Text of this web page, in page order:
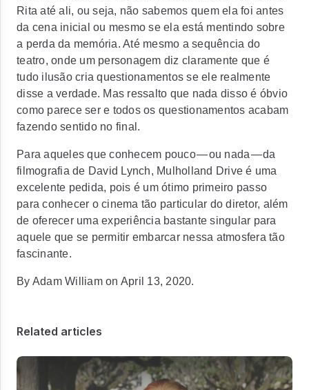
Rita até ali, ou seja, não sabemos quem ela foi antes
da cena inicial ou mesmo se ela está mentindo sobre
a perda da memória. Até mesmo a sequência do
teatro, onde um personagem diz claramente que é
tudo ilusão cria questionamentos se ele realmente
disse a verdade. Mas ressalto que nada disso é óbvio
como parece ser e todos os questionamentos acabam
fazendo sentido no final.
Para aqueles que conhecem pouco — ou nada — da
filmografia de David Lynch, Mulholland Drive é uma
excelente pedida, pois é um ótimo primeiro passo
para conhecer o cinema tão particular do diretor, além
de oferecer uma experiência bastante singular para
aquele que se permitir embarcar nessa atmosfera tão
fascinante.
By Adam William on April 13, 2020.
Related articles